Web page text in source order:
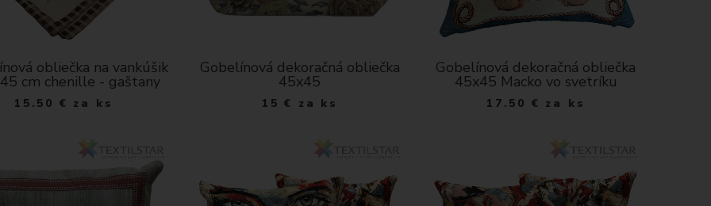
obliečka na vankúšik
cm chenille - gaštany
15.50 € za ks
Gobelínová dekoračná obliečka
45x45
15 € za ks
Gobelínová dekoračná obliečka
45x45 Macko vo svetríku
17.50 € za ks